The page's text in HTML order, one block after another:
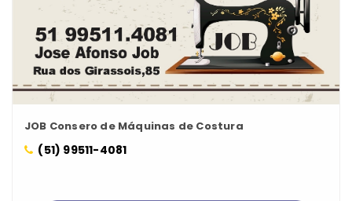
JOB Consero de Máquinas de Costura
(51) 99511-4081